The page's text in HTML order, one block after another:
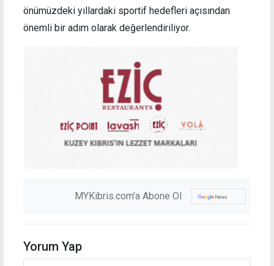
önümüzdeki yıllardaki sportif hedefleri açısından
önemli bir adım olarak değerlendiriliyor.
MYKibris.com'a Abone Ol
Yorum Yap